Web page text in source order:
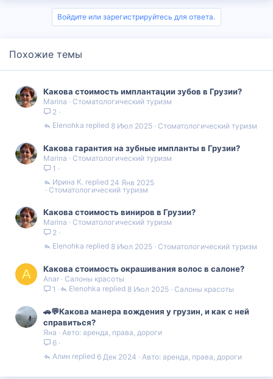
Войдите или зарегистрируйтесь для ответа.
Похожие темы
Какова стоимость имплантации зубов в Грузии?
Marina
Стоматологический туризм
2
Стоматологический туризм
8 Июл 2025
Elenohka
Какова гарантия на зубные импланты в Грузии?
Marina
Стоматологический туризм
1
Стоматологический туризм
24 Янв 2025
Ирина К.
Какова стоимость виниров в Грузии?
Marina
Стоматологический туризм
2
Стоматологический туризм
8 Июл 2025
Elenohka
A Какова стоимость окрашивания волос в салоне?
Anar Салоны красоты
1
Салоны красоты
8 Июл 2025
Elenohka
🚗💬Какова манера вождения у грузин, и как с ней
справиться?
Яна
Авто: аренда, права, дороги
6
Авто: аренда, права, дороги
6 Дек 2024
Алин